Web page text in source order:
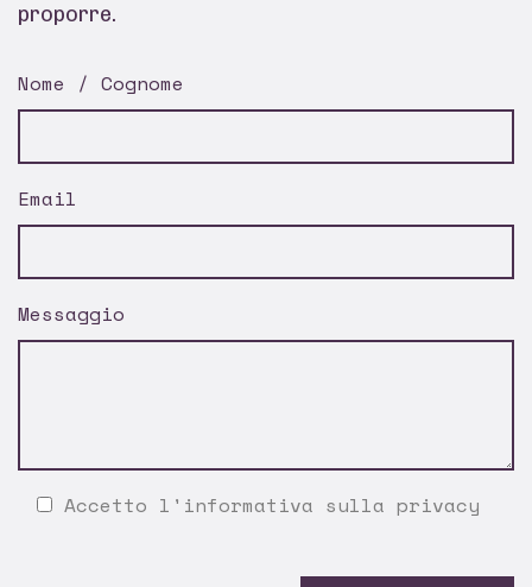
proporre.
Nome / Cognome
Email
Messaggio
Accetto l' informativa sulla privacy